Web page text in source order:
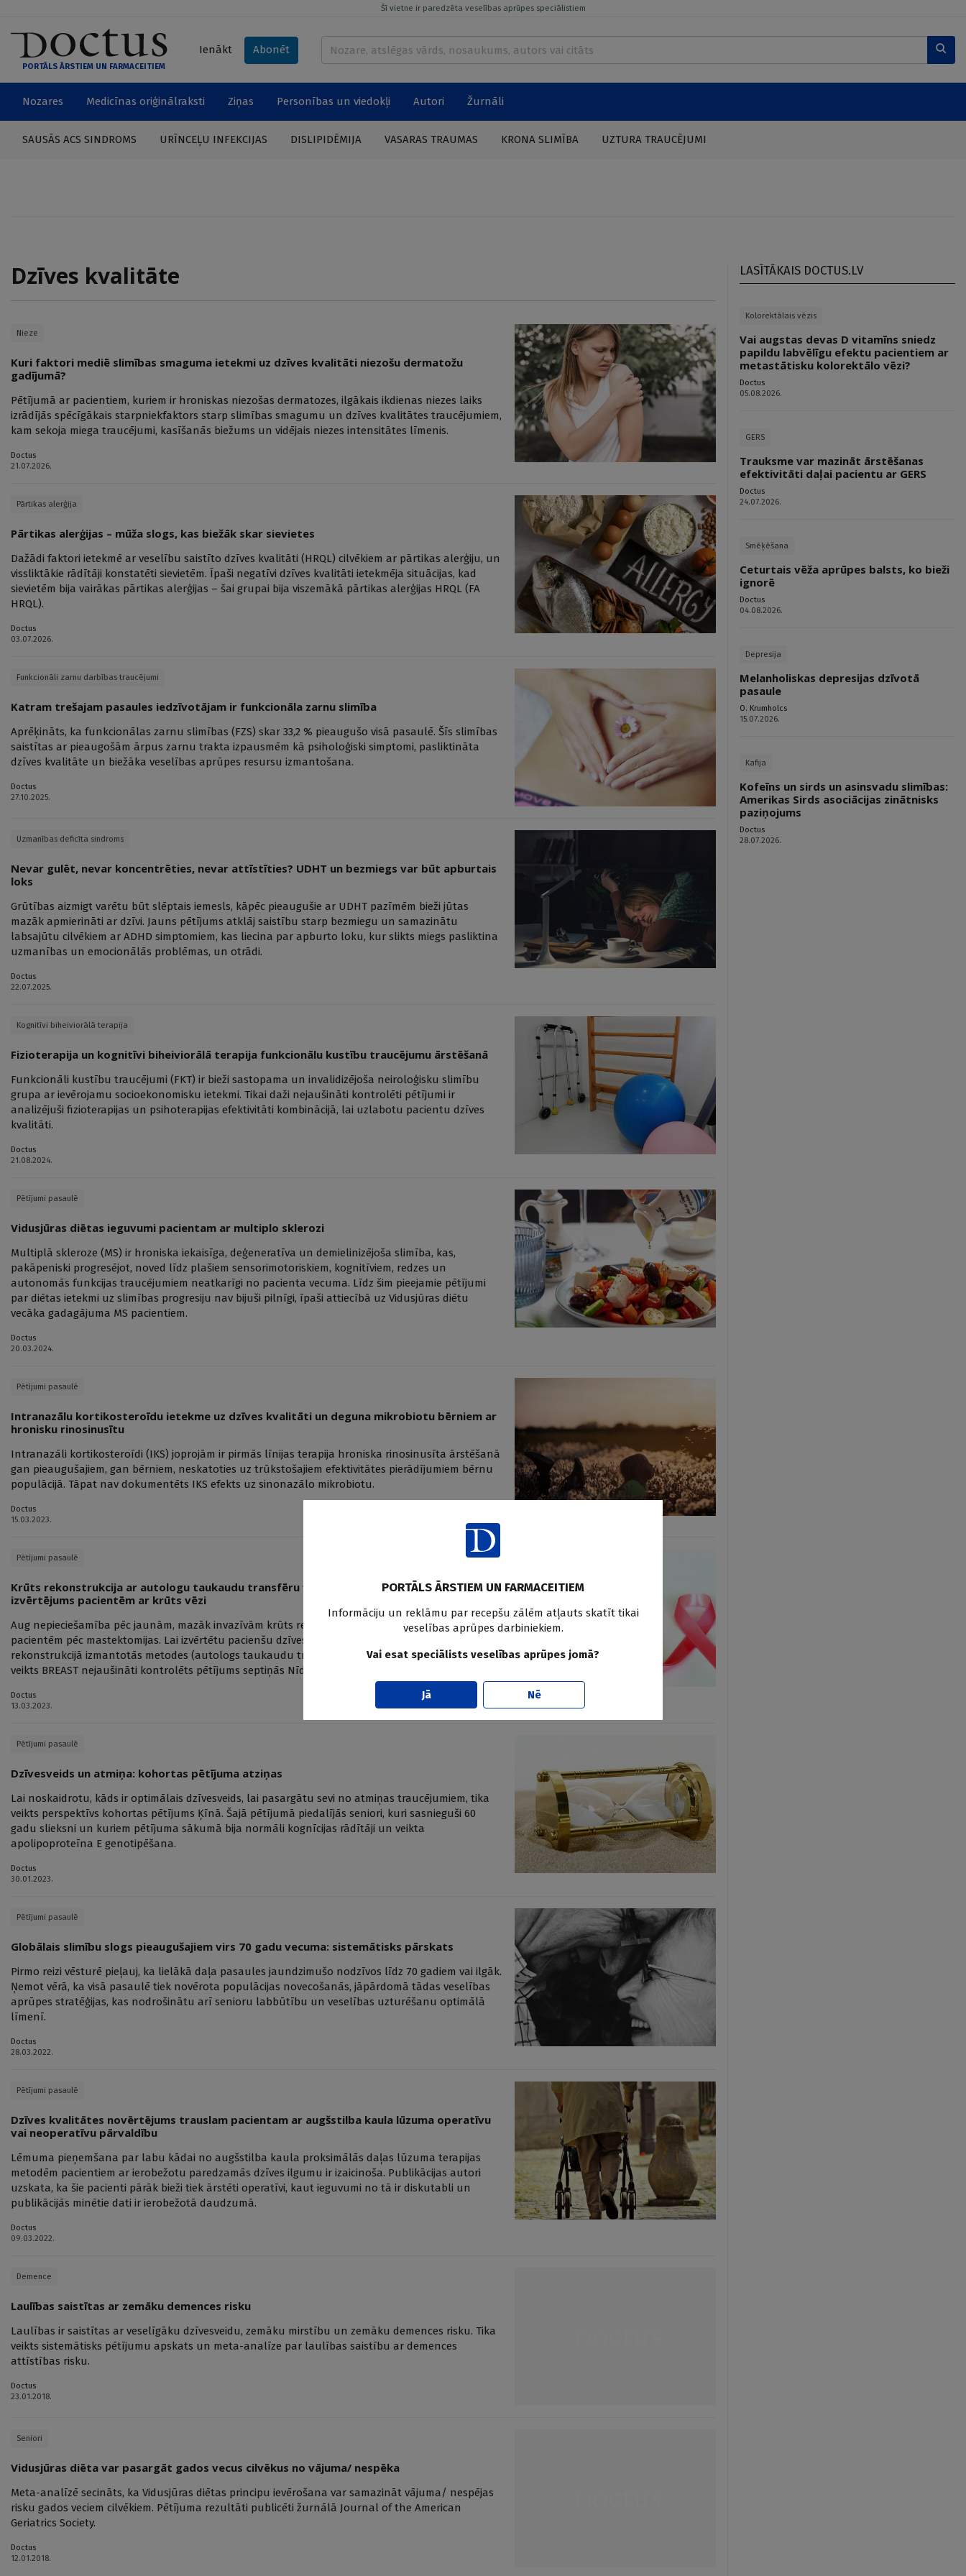
Šī vietne ir paredzēta veselības aprūpes speciālistiem
PORTĀLS ĀRSTIEM UN FARMACEITIEM
Ienākt Abonēt
Nozares Medicīnas oriģinālraksti Ziņas Personības un viedokļi Autori Žurnāli
SAUSĀS ACS SINDROMS URĪNCEĻU INFEKCIJAS DISLIPIDĒMIJA VASARAS TRAUMAS KRONA SLIMĪBA UZTURA TRAUCĒJUMI
Dzīves kvalitāte
Nieze
Kuri faktori mediē slimības smaguma ietekmi uz dzīves kvalitāti niezošu dermatožu
gadījumā?
Pētījumā ar pacientiem, kuriem ir hroniskas niezošas dermatozes, ilgākais ikdienas niezes laiks
izrādījās spēcīgākais starpniekfaktors starp slimības smagumu un dzīves kvalitātes traucējumiem,
kam sekoja miega traucējumi, kasīšanās biežums un vidējais niezes intensitātes līmenis.
Doctus
21.07.2026.
Pārtikas alerģija
Pārtikas alerģijas – mūža slogs, kas biežāk skar sievietes
Dažādi faktori ietekmē ar veselību saistīto dzīves kvalitāti (HRQL) cilvēkiem ar pārtikas alerģiju, un
vissliktākie rādītāji konstatēti sievietēm. Īpaši negatīvi dzīves kvalitāti ietekmēja situācijas, kad
sievietēm bija vairākas pārtikas alerģijas – šai grupai bija viszemākā pārtikas alerģijas HRQL (FA
HRQL).
Doctus
03.07.2026.
Funkcionāli zarnu darbības traucējumi
Katram trešajam pasaules iedzīvotājam ir funkcionāla zarnu slimība
Aprēķināts, ka funkcionālas zarnu slimības (FZS) skar 33,2 % pieaugušo visā pasaulē. Šīs slimības
saistītas ar pieaugošām ārpus zarnu trakta izpausmēm kā psiholoģiski simptomi, pasliktināta
dzīves kvalitāte un biežāka veselības aprūpes resursu izmantošana.
Doctus
27.10.2025.
Uzmanības deficīta sindroms
Nevar gulēt, nevar koncentrēties, nevar attīstīties? UDHT un bezmiegs var būt apburtais
loks
Grūtības aizmigt varētu būt slēptais iemesls, kāpēc pieaugušie ar UDHT pazīmēm bieži jūtas
mazāk apmierināti ar dzīvi. Jauns pētījums atklāj saistību starp bezmiegu un samazinātu
labsajūtu cilvēkiem ar ADHD simptomiem, kas liecina par apburto loku, kur slikts miegs pasliktina
uzmanības un emocionālās problēmas, un otrādi.
Doctus
22.07.2025.
Kognitīvi biheiviorālā terapija
Fizioterapija un kognitīvi biheiviorālā terapija funkcionālu kustību traucējumu ārstēšanā
Funkcionāli kustību traucējumi (FKT) ir bieži sastopama un invalidizējoša neiroloģisku slimību
grupa ar ievērojamu socioekonomisku ietekmi. Tikai daži nejaušināti kontrolēti pētījumi ir
analizējuši fizioterapijas un psihoterapijas efektivitāti kombinācijā, lai uzlabotu pacientu dzīves
kvalitāti.
Doctus
21.08.2024.
Pētījumi pasaulē
Vidusjūras diētas ieguvumi pacientam ar multiplo sklerozi
Multiplā skleroze (MS) ir hroniska iekaisīga, deģeneratīva un demielinizējoša slimība, kas,
pakāpeniski progresējot, noved līdz plašiem sensorimotoriskiem, kognitīviem, redzes un
autonomās funkcijas traucējumiem neatkarīgi no pacienta vecuma. Līdz šim pieejamie pētījumi
par diētas ietekmi uz slimības progresiju nav bijuši pilnīgi, īpaši attiecībā uz Vidusjūras diētu
vecāka gadagājuma MS pacientiem.
Doctus
20.03.2024.
Pētījumi pasaulē
Intranazālu kortikosteroīdu ietekme uz dzīves kvalitāti un deguna mikrobiotu bērniem ar
hronisku rinosinusītu
Intranazāli kortikosteroīdi (IKS) joprojām ir pirmās līnijas terapija hroniska rinosinusīta ārstēšanā
gan pieaugušajiem, gan bērniem, neskatoties uz trūkstošajiem efektivitātes pierādījumiem bērnu
populācijā. Tāpat nav dokumentēts IKS efekts uz sinonazālo mikrobiotu.
Doctus
15.03.2023.
Pētījumi pasaulē
Krūts rekonstrukcija ar autologu taukaudu transfēru vai implantiem – dzīves kvalitātes
izvērtējums pacientēm ar krūts vēzi
Aug nepieciešamība pēc jaunām, mazāk invazīvām krūts rekonstrukcijas metodēm krūts vēža
pacientēm pēc mastektomijas. Lai izvērtētu pacienšu dzīves kvalitātes izmaiņas atkarībā no krūts
rekonstrukcijā izmantotās metodes (autologs taukaudu transfērs [ATT] pret implantiem) tika
veikts BREAST nejaušināti kontrolēts pētījums septiņās Nīderlandes klīnikās.
Doctus
13.03.2023.
Pētījumi pasaulē
Dzīvesveids un atmiņa: kohortas pētījuma atziņas
Lai noskaidrotu, kāds ir optimālais dzīvesveids, lai pasargātu sevi no atmiņas traucējumiem, tika
veikts perspektīvs kohortas pētījums Ķīnā. Šajā pētījumā piedalījās seniori, kuri sasnieguši 60
gadu slieksni un kuriem pētījuma sākumā bija normāli kognīcijas rādītāji un veikta
apolipoproteīna E genotipēšana.
Doctus
30.01.2023.
Pētījumi pasaulē
Globālais slimību slogs pieaugušajiem virs 70 gadu vecuma: sistemātisks pārskats
Pirmo reizi vēsturē pieļauj, ka lielākā daļa pasaules jaundzimušo nodzīvos līdz 70 gadiem vai ilgāk.
Ņemot vērā, ka visā pasaulē tiek novērota populācijas novecošanās, jāpārdomā tādas veselības
aprūpes stratēģijas, kas nodrošinātu arī senioru labbūtību un veselības uzturēšanu optimālā
līmenī.
Doctus
28.03.2022.
Pētījumi pasaulē
Dzīves kvalitātes novērtējums trauslam pacientam ar augšstilba kaula lūzuma operatīvu
vai neoperatīvu pārvaldību
Lēmuma pieņemšana par labu kādai no augšstilba kaula proksimālās daļas lūzuma terapijas
metodēm pacientiem ar ierobežotu paredzamās dzīves ilgumu ir izaicinoša. Publikācijas autori
uzskata, ka šie pacienti pārāk bieži tiek ārstēti operatīvi, kaut ieguvumi no tā ir diskutabli un
publikācijās minētie dati ir ierobežotā daudzumā.
Doctus
09.03.2022.
Demence
Laulības saistītas ar zemāku demences risku
Laulības ir saistītas ar veselīgāku dzīvesveidu, zemāku mirstību un zemāku demences risku. Tika
veikts sistemātisks pētījumu apskats un meta-analīze par laulības saistību ar demences
attīstības risku.
Doctus
23.01.2018.
Seniori
Vidusjūras diēta var pasargāt gados vecus cilvēkus no vājuma/ nespēka
Meta-analīzē secināts, ka Vidusjūras diētas principu ievērošana var samazināt vājuma/ nespējas
risku gados veciem cilvēkiem. Pētījuma rezultāti publicēti žurnālā Journal of the American
Geriatrics Society.
Doctus
12.01.2018.
LASĪTĀKAIS DOCTUS.LV
Kolorektālais vēzis
Vai augstas devas D vitamīns sniedz
papildu labvēlīgu efektu pacientiem ar
metastātisku kolorektālo vēzi?
Doctus
05.08.2026.
GERS
Trauksme var mazināt ārstēšanas
efektivitāti daļai pacientu ar GERS
Doctus
24.07.2026.
Smēķēšana
Ceturtais vēža aprūpes balsts, ko bieži
ignorē
Doctus
04.08.2026.
Depresija
Melanholiskas depresijas dzīvotā
pasaule
O. Krumholcs
15.07.2026.
Kafija
Kofeīns un sirds un asinsvadu slimības:
Amerikas Sirds asociācijas zinātnisks
paziņojums
Doctus
28.07.2026.
PORTĀLS ĀRSTIEM UN FARMACEITIEM
Informāciju un reklāmu par recepšu zālēm atļauts skatīt tikai
veselības aprūpes darbiniekiem.
Vai esat speciālists veselības aprūpes jomā?
Jā Nē